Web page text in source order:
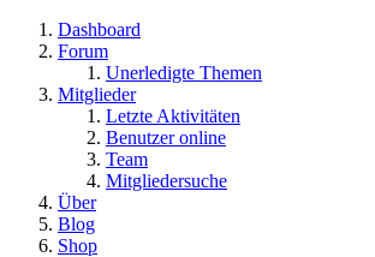
Dashboard
Forum
Unerledigte Themen
Mitglieder
Letzte Aktivitäten
Benutzer online
Team
Mitgliedersuche
Über
Blog
Shop